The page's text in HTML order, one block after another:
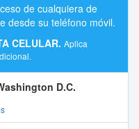
de cualquiera de
desde su teléfono móvil.
CELULAR. Aplica
D.C.